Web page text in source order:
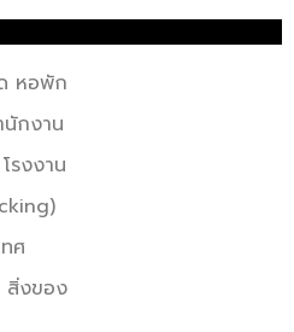
หอพัก
กงาน
รงงาน
ศ
สิ่งของ